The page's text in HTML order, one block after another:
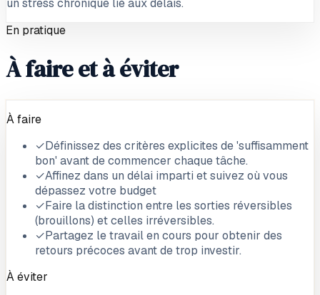
un stress chronique lié aux délais.
En pratique
À faire et à éviter
À faire
✓Définissez des critères explicites de 'suffisamment
bon' avant de commencer chaque tâche.
✓Affinez dans un délai imparti et suivez où vous
dépassez votre budget
✓Faire la distinction entre les sorties réversibles
(brouillons) et celles irréversibles.
✓Partagez le travail en cours pour obtenir des
retours précoces avant de trop investir.
À éviter